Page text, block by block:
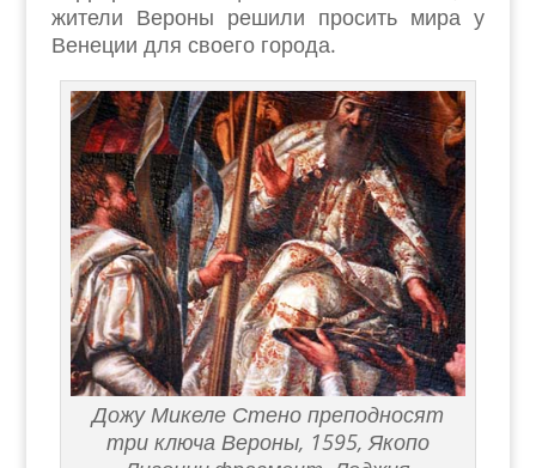
жители Вероны решили просить мира у
Венеции для своего города.
Дожу Микеле Стено преподносят
три ключа Вероны, 1595, Якопо